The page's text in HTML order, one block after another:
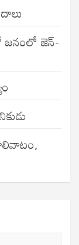
జనంలో జెన్-